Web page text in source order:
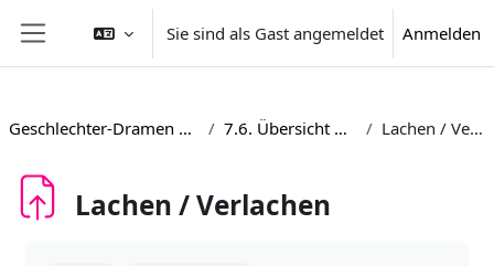
Website-Übersicht
Sie sind als Gast angemeldet Anmelden
Geschlechter-Dramen 1600-1800 7.6. Übersicht Aufgaben Lachen / Verlachen
Lachen / Verlachen